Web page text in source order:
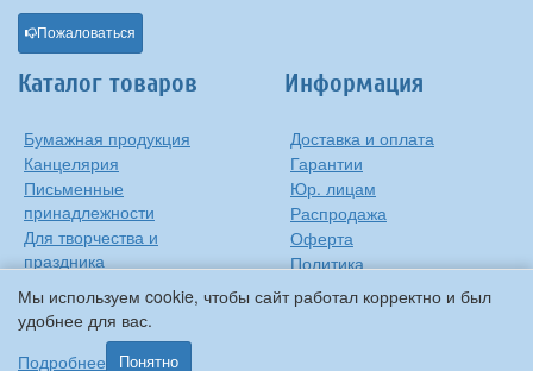
Мы используем cookie, чтобы сайт работал корректно и был
удобнее для вас.
Подробнее
Понятно
Пожаловаться
Каталог товаров
Бумажная продукция
Канцелярия
Письменные
принадлежности
Для творчества и
праздника
Оргтехника
Хозтовары
Информация
Доставка и оплата
Гарантии
Юр. лицам
Распродажа
Оферта
Политика
конфиденциальности
Контакты